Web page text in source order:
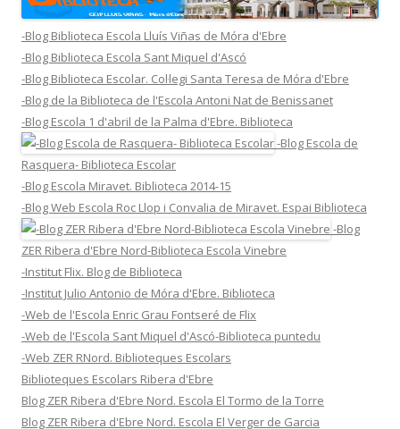
-Blog Biblioteca Escola Lluís Viñas de Móra d'Ebre
-Blog Biblioteca Escola Sant Miquel d'Ascó
-Blog Biblioteca Escolar. Col·legi Santa Teresa de Móra d'Ebre
-Blog de la Biblioteca de l'Escola Antoni Nat de Benissanet
-Blog Escola 1 d'abril de la Palma d'Ebre. Biblioteca
-Blog Escola de
Rasquera- Biblioteca Escolar
-Blog Escola Miravet. Biblioteca 2014-15
-Blog Web Escola Roc Llop i Convalia de Miravet. Espai Biblioteca
-Blog
ZER Ribera d'Ebre Nord-Biblioteca Escola Vinebre
-Institut Flix. Blog de Biblioteca
-Institut Julio Antonio de Móra d'Ebre. Biblioteca
-Web de l'Escola Enric Grau Fontseré de Flix
-Web de l'Escola Sant Miquel d'Ascó-Biblioteca puntedu
-Web ZER RNord. Biblioteques Escolars
Biblioteques Escolars Ribera d'Ebre
Blog ZER Ribera d'Ebre Nord. Escola El Tormo de la Torre
Blog ZER Ribera d'Ebre Nord. Escola El Verger de Garcia